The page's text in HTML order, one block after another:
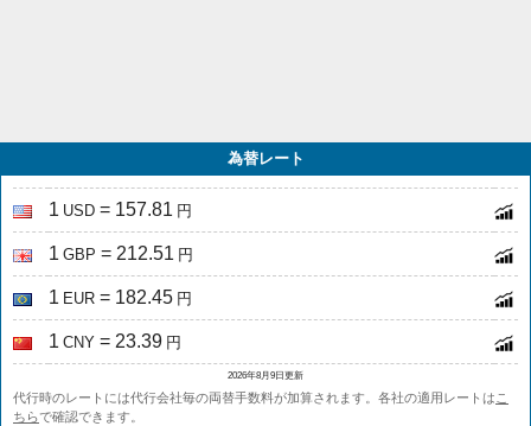
為替レート
1 USD = 157.81 円
1 GBP = 212.51 円
1 EUR = 182.45 円
1 CNY = 23.39 円
2026年8月9日更新
代行時のレートには代行会社毎の両替手数料が加算されます。各社の適用レートは こ
ちらで確認できます。